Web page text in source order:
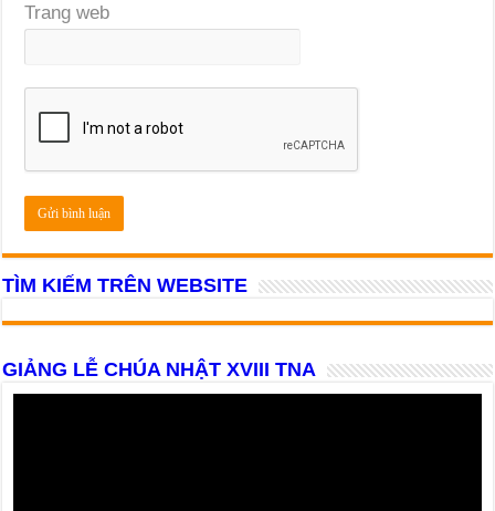
Trang web
TÌM KIẾM TRÊN WEBSITE
GIẢNG LỄ CHÚA NHẬT XVIII TNA